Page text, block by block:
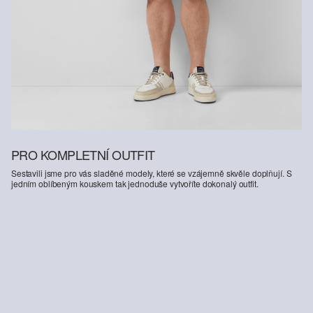
PRO KOMPLETNÍ OUTFIT
Sestavili jsme pro vás sladěné modely, které se vzájemně skvěle doplňují. S
jedním oblíbeným kouskem tak jednoduše vytvoříte dokonalý outfit.